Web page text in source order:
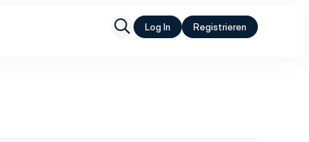
Log In Registrieren